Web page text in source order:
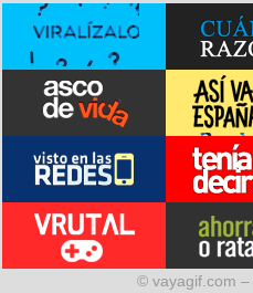
© vayagif.com –